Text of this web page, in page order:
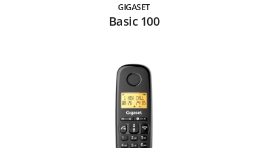
GIGASET
Basic 100